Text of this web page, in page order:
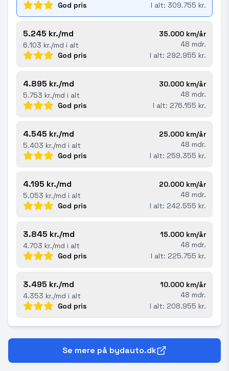
God pris
I alt: 309.755 kr.
5.245 kr./md
6.103 kr./md i alt
35.000 km/år
48 mdr.
God pris
I alt: 292.955 kr.
4.895 kr./md
5.753 kr./md i alt
30.000 km/år
48 mdr.
God pris
I alt: 276.155 kr.
4.545 kr./md
5.403 kr./md i alt
25.000 km/år
48 mdr.
God pris
I alt: 259.355 kr.
4.195 kr./md
5.053 kr./md i alt
20.000 km/år
48 mdr.
God pris
I alt: 242.555 kr.
3.845 kr./md
4.703 kr./md i alt
15.000 km/år
48 mdr.
God pris
I alt: 225.755 kr.
3.495 kr./md
4.353 kr./md i alt
10.000 km/år
48 mdr.
God pris
I alt: 208.955 kr.
Se mere på bydauto.dk